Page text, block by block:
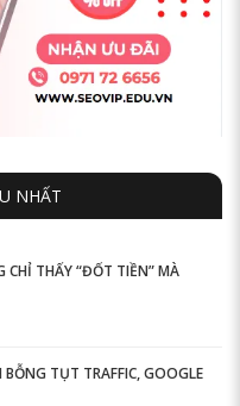
NHẤT
THẤY “ĐỐT TIỀN” MÀ
TỤT TRAFFIC, GOOGLE